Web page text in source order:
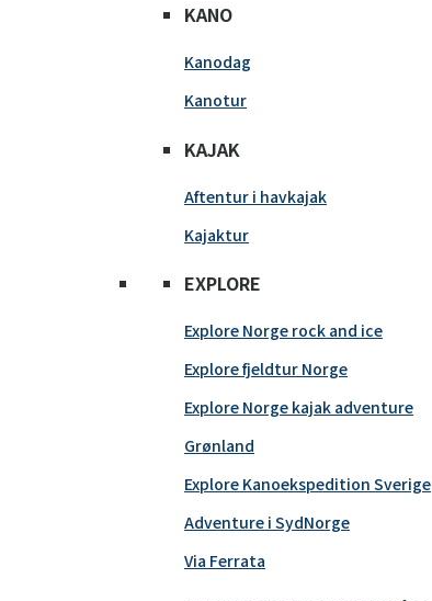
KANO
Kanodag
Kanotur
KAJAK
Aftentur i havkajak
Kajaktur
EXPLORE
Explore Norge rock and ice
Explore fjeldtur Norge
Explore Norge kajak adventure
Grønland
Explore Kanoekspedition Sverige
Adventure i SydNorge
Via Ferrata